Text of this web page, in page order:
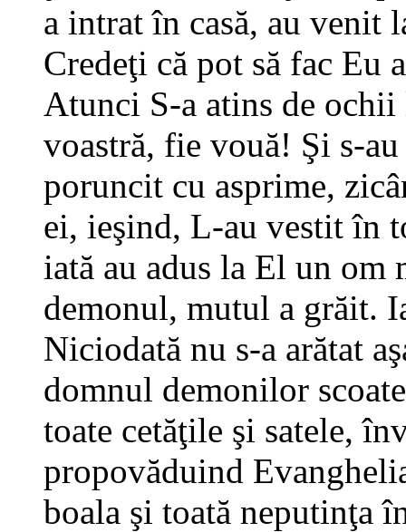
a intrat în casă, au venit
Credeţi că pot să fac Eu
Atunci S-a atins de
voastră, fie vouă! Şi s-
poruncit cu asprime,
ei, ieşind, L-au vestit în
iată au adus la El un om
demonul, mutul a grăit.
Niciodată nu s-a arătat
domnul demonilor
toate cetăţile şi satele,
propovăduind
boala şi toată neputinţa